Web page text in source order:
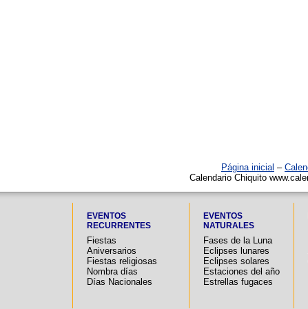
Página inicial –
Calendario Chiquito
EVENTOS
RECURRENTES
Fiestas
Aniversarios
Fiestas religiosas
Nombra días
Días Nacionales
EVENTOS
NATURALES
Fases de la Luna
Eclipses lunares
Eclipses solares
Estaciones del año
Estrellas fugaces